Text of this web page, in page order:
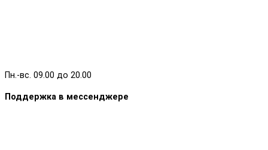
Пн.-вс. 09.00 до 20.00
Поддержка в мессенджере